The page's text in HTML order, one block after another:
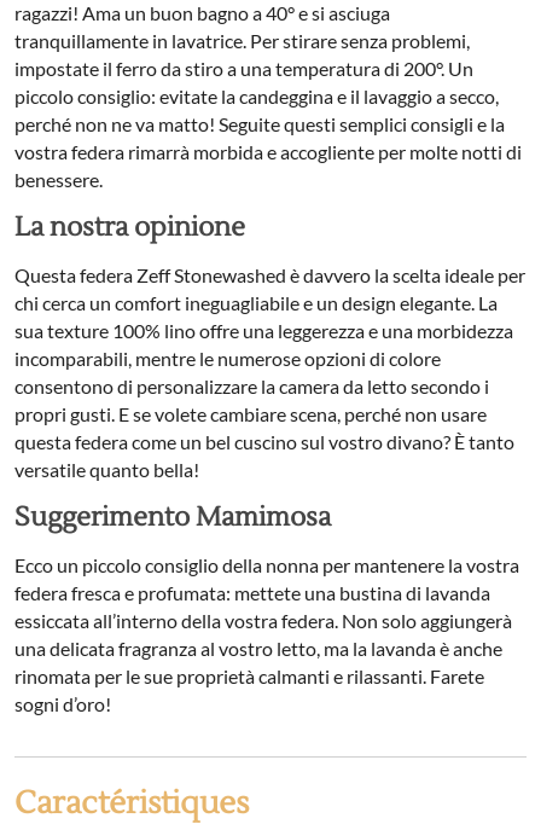
ragazzi! Ama un buon bagno a 40° e si asciuga
tranquillamente in lavatrice. Per stirare senza problemi,
impostate il ferro da stiro a una temperatura di 200°. Un
piccolo consiglio: evitate la candeggina e il lavaggio a secco,
perché non ne va matto! Seguite questi semplici consigli e la
vostra federa rimarrà morbida e accogliente per molte notti di
benessere.
La nostra opinione
Questa federa Zeff Stonewashed è davvero la scelta ideale per
chi cerca un comfort ineguagliabile e un design elegante. La
sua texture 100% lino offre una leggerezza e una morbidezza
incomparabili, mentre le numerose opzioni di colore
consentono di personalizzare la camera da letto secondo i
propri gusti. E se volete cambiare scena, perché non usare
questa federa come un bel cuscino sul vostro divano? È tanto
versatile quanto bella!
Suggerimento Mamimosa
Ecco un piccolo consiglio della nonna per mantenere la vostra
federa fresca e profumata: mettete una bustina di lavanda
essiccata all’interno della vostra federa. Non solo aggiungerà
una delicata fragranza al vostro letto, ma la lavanda è anche
rinomata per le sue proprietà calmanti e rilassanti. Farete
sogni d’oro!
Caractéristiques